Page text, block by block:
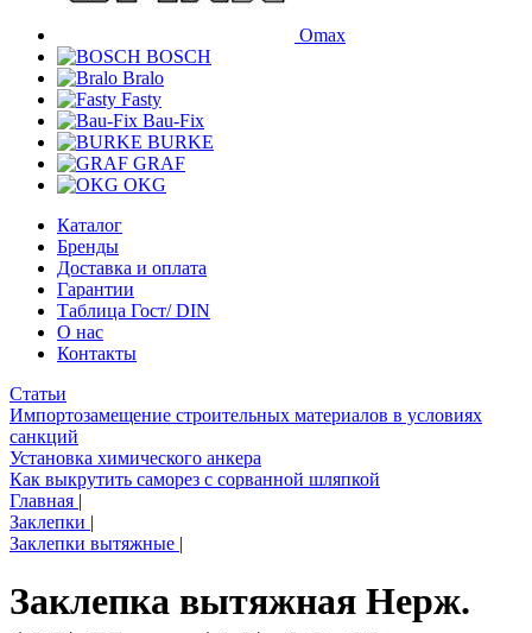
Omax
BOSCH
Bralo
Fasty
Bau-Fix
BURKE
GRAF
OKG
Каталог
Бренды
Доставка и оплата
Гарантии
Таблица Гост/ DIN
О нас
Контакты
Статьи
Импортозамещение строительных материалов в условиях
санкций
Установка химического анкера
Как выкрутить саморез с сорванной шляпкой
Главная |
Заклепки |
Заклепки вытяжные |
Заклепка вытяжная Нерж.